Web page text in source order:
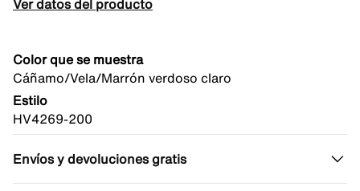
Ver datos del producto
Color que se muestra
Cáñamo/Vela/Marrón verdoso claro
Estilo
HV4269-200
Envíos y devoluciones gratis